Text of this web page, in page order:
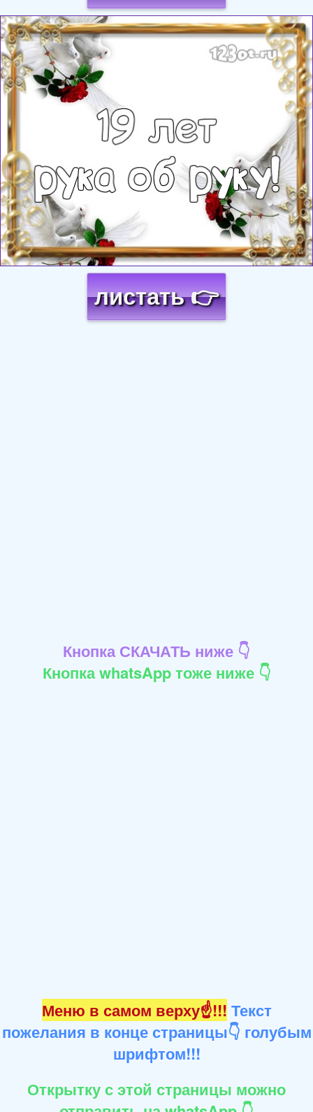
Загрузка картинки...
листать 👉
Кнопка СКАЧАТЬ ниже 👇
Кнопка whatsApp тоже ниже 👇
Меню в самом верху☝!!! Текст
пожелания в конце страницы👇 голубым
шрифтом!!!
Открытку с этой страницы можно